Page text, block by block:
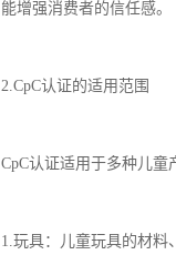
能增强消费者的信任感。
2.CpC认证的适用范围
CpC认证适用于多种儿童
1.玩具：儿童玩具的材